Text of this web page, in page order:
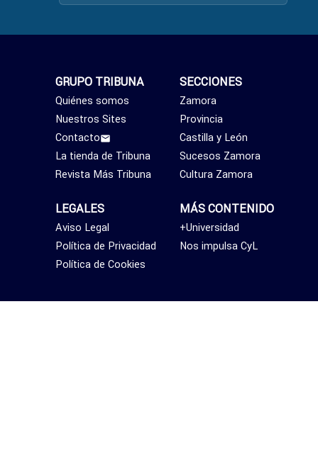
SECCIONES
Zamora
Provincia
Castilla y León
Sucesos Zamora
Cultura Zamora
MÁS CONTENIDO
+Universidad
Nos impulsa CyL
GRUPO TRIBUNA
Quiénes somos
Nuestros Sites
Contacto
La tienda de Tribuna
Revista Más Tribuna
LEGALES
Aviso Legal
Política de Privacidad
Política de Cookies